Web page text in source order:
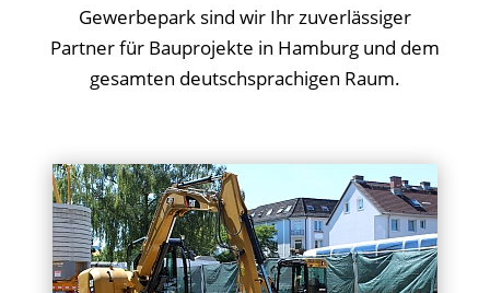
Gewerbepark sind wir Ihr zuverlässiger
Partner für Bauprojekte in Hamburg und dem
gesamten deutschsprachigen Raum.